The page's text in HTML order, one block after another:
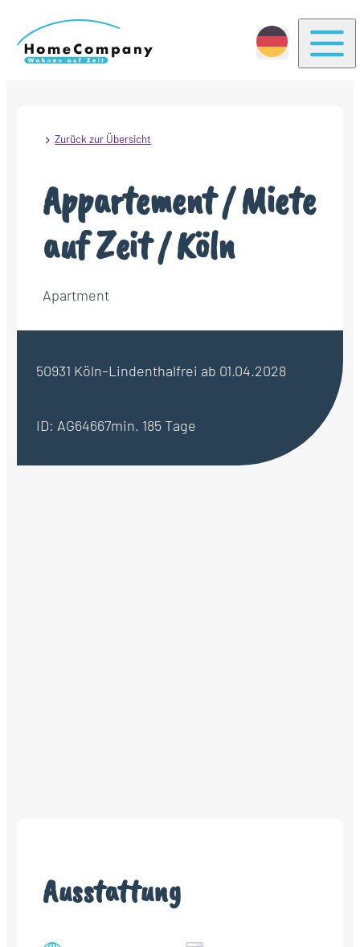
Zurück zur Übersicht
Appartement / Miete
auf Zeit / Köln
Apartment
50931 Köln–Lindenthalfrei ab 01.04.2028
ID: AG64667min. 185 Tage
Ausstattung